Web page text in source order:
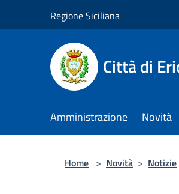
Regione Siciliana
Città di
Amministrazione Novità
Home > Novità > Notizie